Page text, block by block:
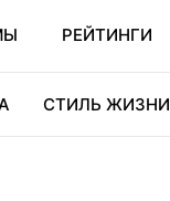
РЕЙТИНГИ
СТИЛЬ ЖИЗНИ